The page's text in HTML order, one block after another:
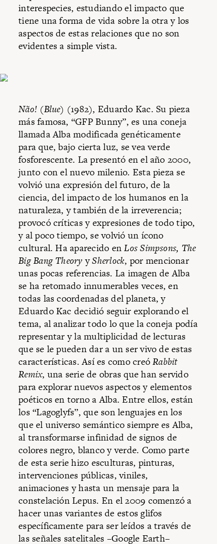
interespecies, estudiando el impacto que
tiene una forma de vida sobre la otra y los
aspectos de estas relaciones que no son
evidentes a simple vista.
Não! (Blue) (1982), Eduardo Kac. Su pieza
más famosa, “GFP Bunny”, es una coneja
llamada Alba modificada genéticamente
para que, bajo cierta luz, se vea verde
fosforescente. La presentó en el año 2000,
junto con el nuevo milenio. Esta pieza se
volvió una expresión del futuro, de la
ciencia, del impacto de los humanos en la
naturaleza, y también de la irreverencia;
provocó críticas y expresiones de todo tipo,
y al poco tiempo, se volvió un ícono
cultural. Ha aparecido enLos Simpsons, The
Big Bang TheoryySherlock, por mencionar
unas pocas referencias. La imagen de Alba
se ha retomado innumerables veces, en
todas las coordenadas del planeta, y
Eduardo Kac decidió seguir explorando el
tema, al analizar todo lo que la coneja podía
representar y la multiplicidad de lecturas
que se le pueden dar a un ser vivo de estas
características. Así es como creóRabbit
Remix, una serie de obras que han servido
para explorar nuevos aspectos y elementos
poéticos en torno a Alba. Entre ellos, están
los “Lagoglyfs”, que son lenguajes en los
que el universo semántico siempre es Alba,
al transformarse infinidad de signos de
colores negro, blanco y verde. Como parte
de esta serie hizo esculturas, pinturas,
intervenciones públicas, viniles,
animaciones y hasta un mensaje para la
constelación Lepus. En el 2009 comenzó a
hacer unas variantes de estos glifos
específicamente para ser leídos a través de
las señales satelitales –Google Earth–